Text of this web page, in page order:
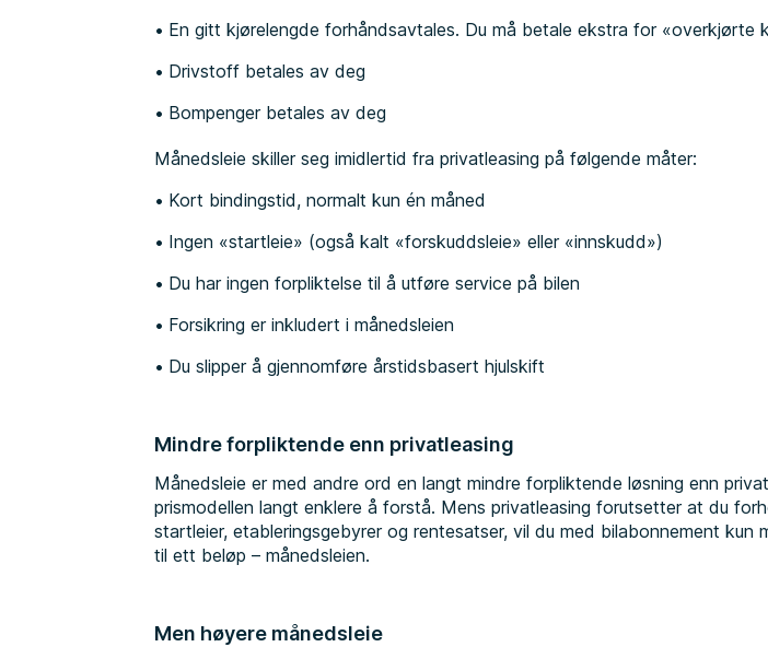
En gitt kjørelengde forhåndsavtales. Du må betale ekstra for «overkjørte
Drivstoff betales av deg
Bompenger betales av deg
Månedsleie skiller seg imidlertid fra privatleasing på følgende måter:
Kort bindingstid, normalt kun én måned
Ingen «startleie» (også kalt «forskuddsleie» eller «innskudd»)
Du har ingen forpliktelse til å utføre service på bilen
Forsikring er inkludert i månedsleien
Du slipper å gjennomføre årstidsbasert hjulskift
Mindre forpliktende enn privatleasing
Månedsleie er med andre ord en langt mindre forpliktende løsning enn
prismodellen langt enklere å forstå. Mens privatleasing forutsetter at du
startleier, etableringsgebyrer og rentesatser, vil du med bilabonnement kun
til ett beløp – månedsleien.
Men høyere månedsleie